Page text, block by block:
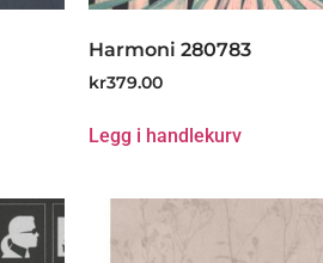
Harmoni 280783
kr379.00
Legg i handlekurv